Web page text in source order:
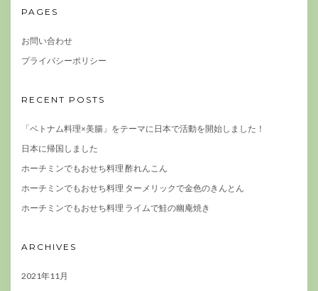
PAGES
お問い合わせ
プライバシーポリシー
RECENT POSTS
「ベトナム料理×美腸」をテーマに日本で活動を開始しました！
日本に帰国しました
ホーチミンでもおせち料理 酢れんこん
ホーチミンでもおせち料理 ターメリックで金色のきんとん
ホーチミンでもおせち料理 ライムで鮭の幽庵焼き
ARCHIVES
2021年11月